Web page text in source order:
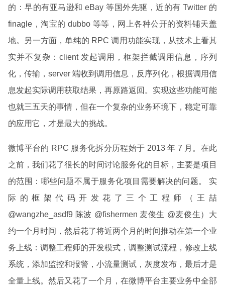
的：早的有亚马逊和 eBay 等国外先驱，近的有 Twitter 的
finagle，淘宝的 dubbo 等等，网上各种公开的资料铺天盖
地。另一方面，单纯的 RPC 调用功能实现，从技术上看其
实并不复杂：client 发起调用，框架拦截调用信息，序列
化，传输，server 端收到调用信息，反序列化，根据调用信
息发起实际调用获取结果，再原路返回。实现这些功能可能
也就三五天的事情，但在一个复杂的业务环境下，稳定可靠
的应用它，才是最大的挑战。
微博平台的 RPC 服务化拆分历程始于 2013 年 7 月。在此
之前，我们花了很长的时间讨论服务化的目标，主要是项目
的范围：哪些问题不属于服务化项目需要解决的问题。 实
际的框架代码开发花了三个工程师（王喆
@wangzhe_asdf9 陈波 @fishermen 麦俊生 @麦俊生）大
约一个月时间，然后花了将近两个月的时间推动在第一个业
务上线：调整工程师的开发模式，调整测试流程，修改上线
系统，添加监控和报警，小流量测试，灰度发布，最后才是
全量上线。然后又花了一个月，在微博平台主要业务中全部